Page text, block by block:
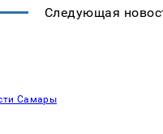
Следующая
Самары